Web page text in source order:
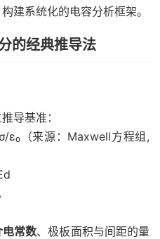
建系统化的电容分析框架。
的经典推导法
导基准：
ε₀（来源：Maxwell方程组,
电常数、极板面积与间距的量